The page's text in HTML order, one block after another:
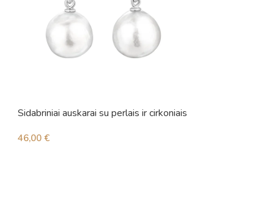
Sidabriniai auskarai su perlais ir cirkoniais
46,00 €